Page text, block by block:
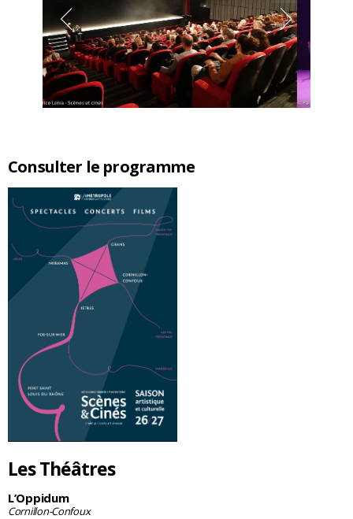
Consulter le programme
Les Théâtres
L’Oppidum
Cornillon-Confoux